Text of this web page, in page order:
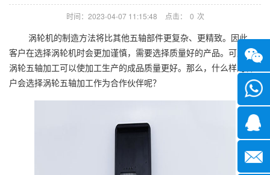
时间：2023-04-07 11:15:48 点击： 0 次
涡轮机的制造方法将比其他五轴部件更复杂、更精致。因此，
客户在选择涡轮机时会更加谨慎，需要选择质量好的产品。可靠的
涡轮五轴加工可以使加工生产的成品质量更好。那么，什么样的客
户会选择涡轮五轴加工作为合作伙伴呢？
微信